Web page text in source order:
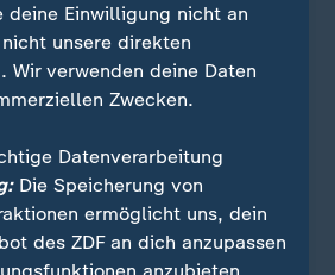
Siege in Folge 1969/1970
31. Januar und dem 14. März
8 Siege in Folge
sowie zwischen dem 23.11.
14. Januar 2025 – diese Serie
deine Einwilligung nicht an
unsere direkten
Wir verwenden deine Daten
Zwecken.
Datenverarbeitung
Die Speicherung von
ermöglicht uns, dein
des ZDF an dich anzupassen